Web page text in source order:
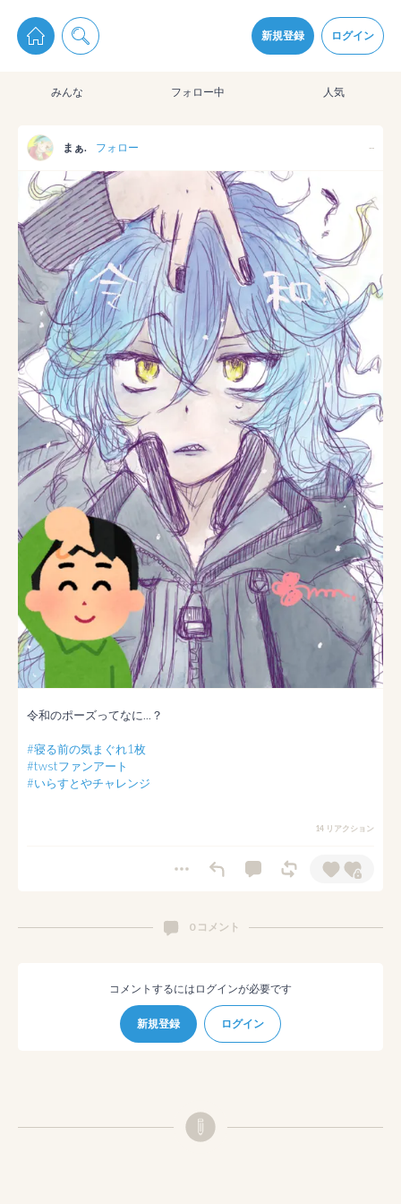
新規登録 ログイン
pixiv Sketchは2024年5月28日付で プライパシーポリシーを改定しました。
通知を受け取るにはここをクリックします
pixiv Sketchアプリでさらに快適に！
みんな フォロー中 人気
まぁ. フォロー --
令和のポーズってなに...？
#寝る前の気まぐれ1枚
#twstファンアート
#いらすとやチャレンジ
14 リアクション
0 コメント
コメントするにはログインが必要です
新規登録 ログイン